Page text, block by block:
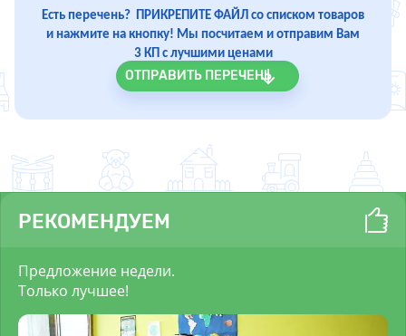
РЕКОМЕНДУЕМ
Предложение недели.
Только лучшее!
Есть перечень? ПРИКРЕПИТЕ ФАЙЛ со списком товаров
и нажмите на кнопку! Мы посчитаем и отправим Вам
3 КП с лучшими ценами
ОТПРАВИТЬ ПЕРЕЧЕНЬ